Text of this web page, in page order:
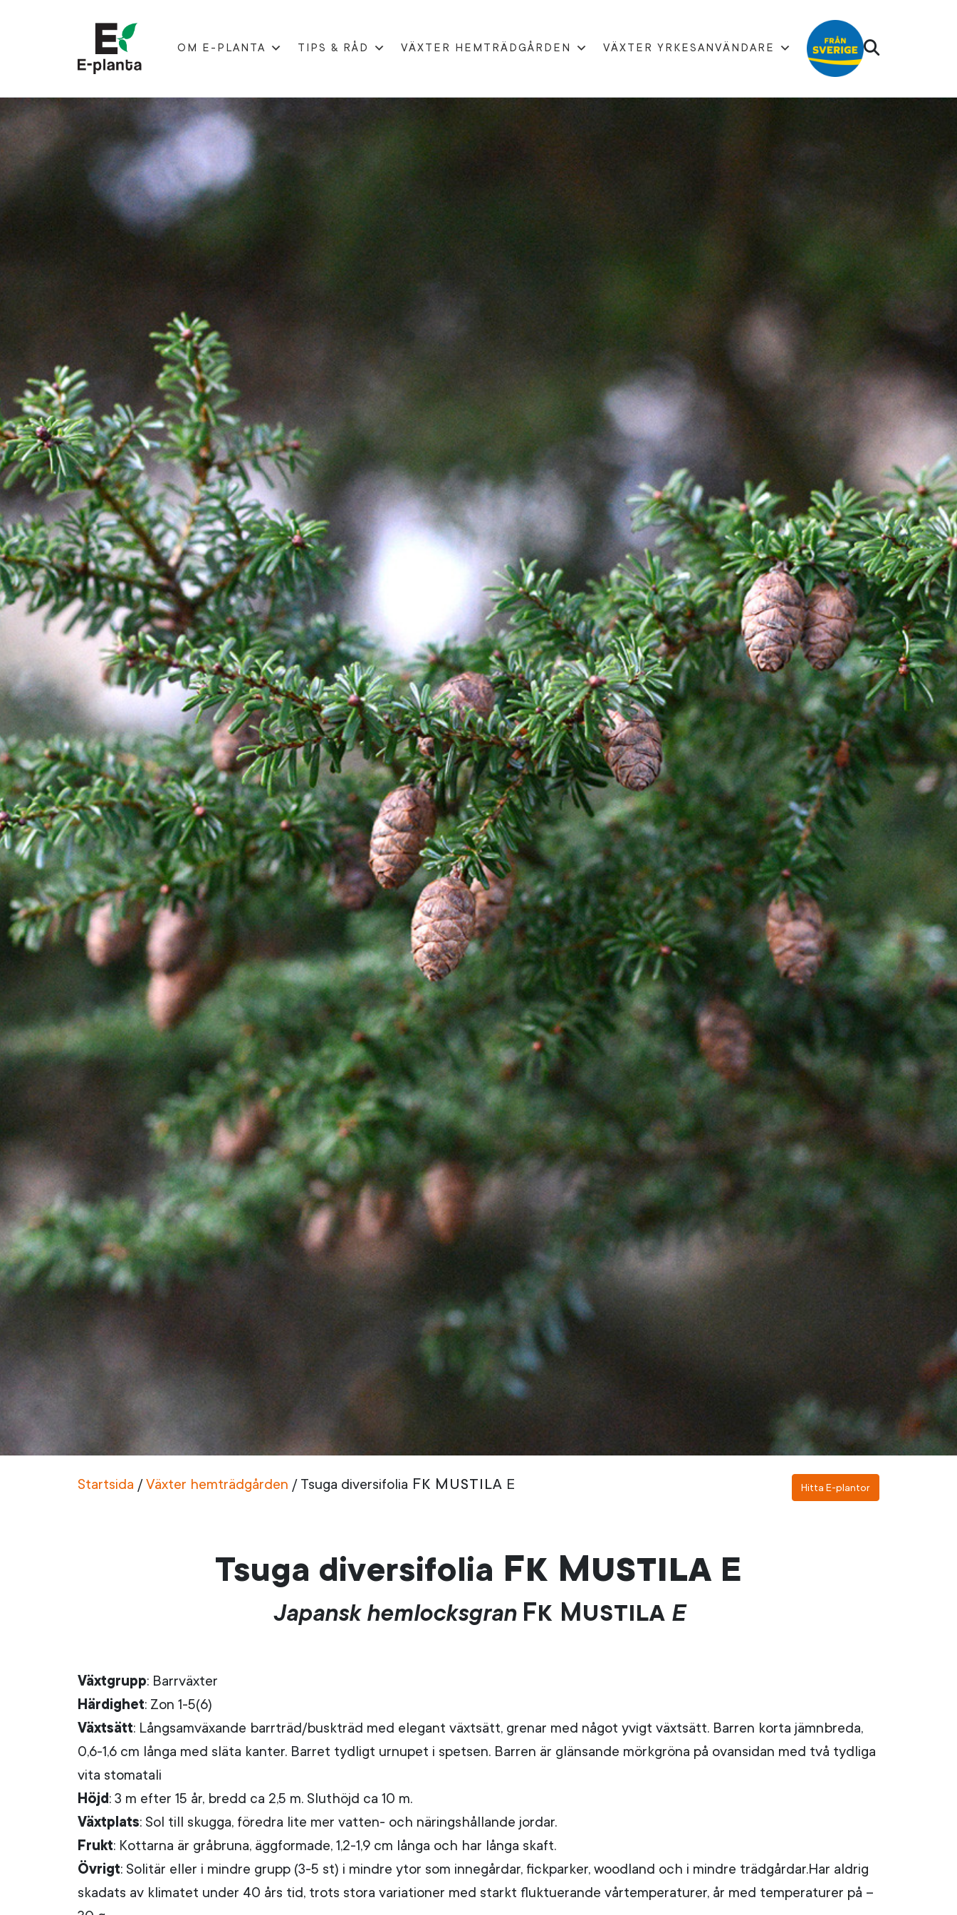
HUVUDNAVIGERING
OM E-PLANTA TIPS & RÅD VÄXTER HEMTRÄDGÅRDEN VÄXTER YRKESANVÄNDARE
Startsida /Växter hemträdgården / Tsuga diversifolia Fk Mustila E Hitta E-plantor
Tsuga diversifolia Fk Mustila E
Japansk hemlocksgran Fk MustilaE
Växtgrupp: Barrväxter
Härdighet: Zon 1-5(6)
Växtsätt: Långsamväxande barrträd/buskträd med elegant växtsätt, grenar med något yvigt växtsätt. Barren korta jämnbreda,
0,6-1,6 cm långa med släta kanter. Barret tydligt urnupet i spetsen. Barren är glänsande mörkgröna på ovansidan med två tydliga
vita stomatali
Höjd: 3 m efter 15 år, bredd ca 2,5 m. Sluthöjd ca 10 m.
Växtplats: Sol till skugga, föredra lite mer vatten- och näringshållande jordar.
Frukt: Kottarna är gråbruna, äggformade, 1,2-1,9 cm långa och har långa skaft.
Övrigt: Solitär eller i mindre grupp (3-5 st) i mindre ytor som innegårdar, fickparker, woodland och i mindre trädgårdar.Har aldrig
skadats av klimatet under 40 års tid, trots stora variationer med starkt fluktuerande vårtemperaturer, år med temperaturer på –